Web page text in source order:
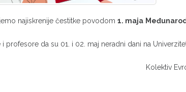
najiskrenije čestitke povodom1. maja
profesore da su 01. i 02. maj neradni dani na
Kolektiv